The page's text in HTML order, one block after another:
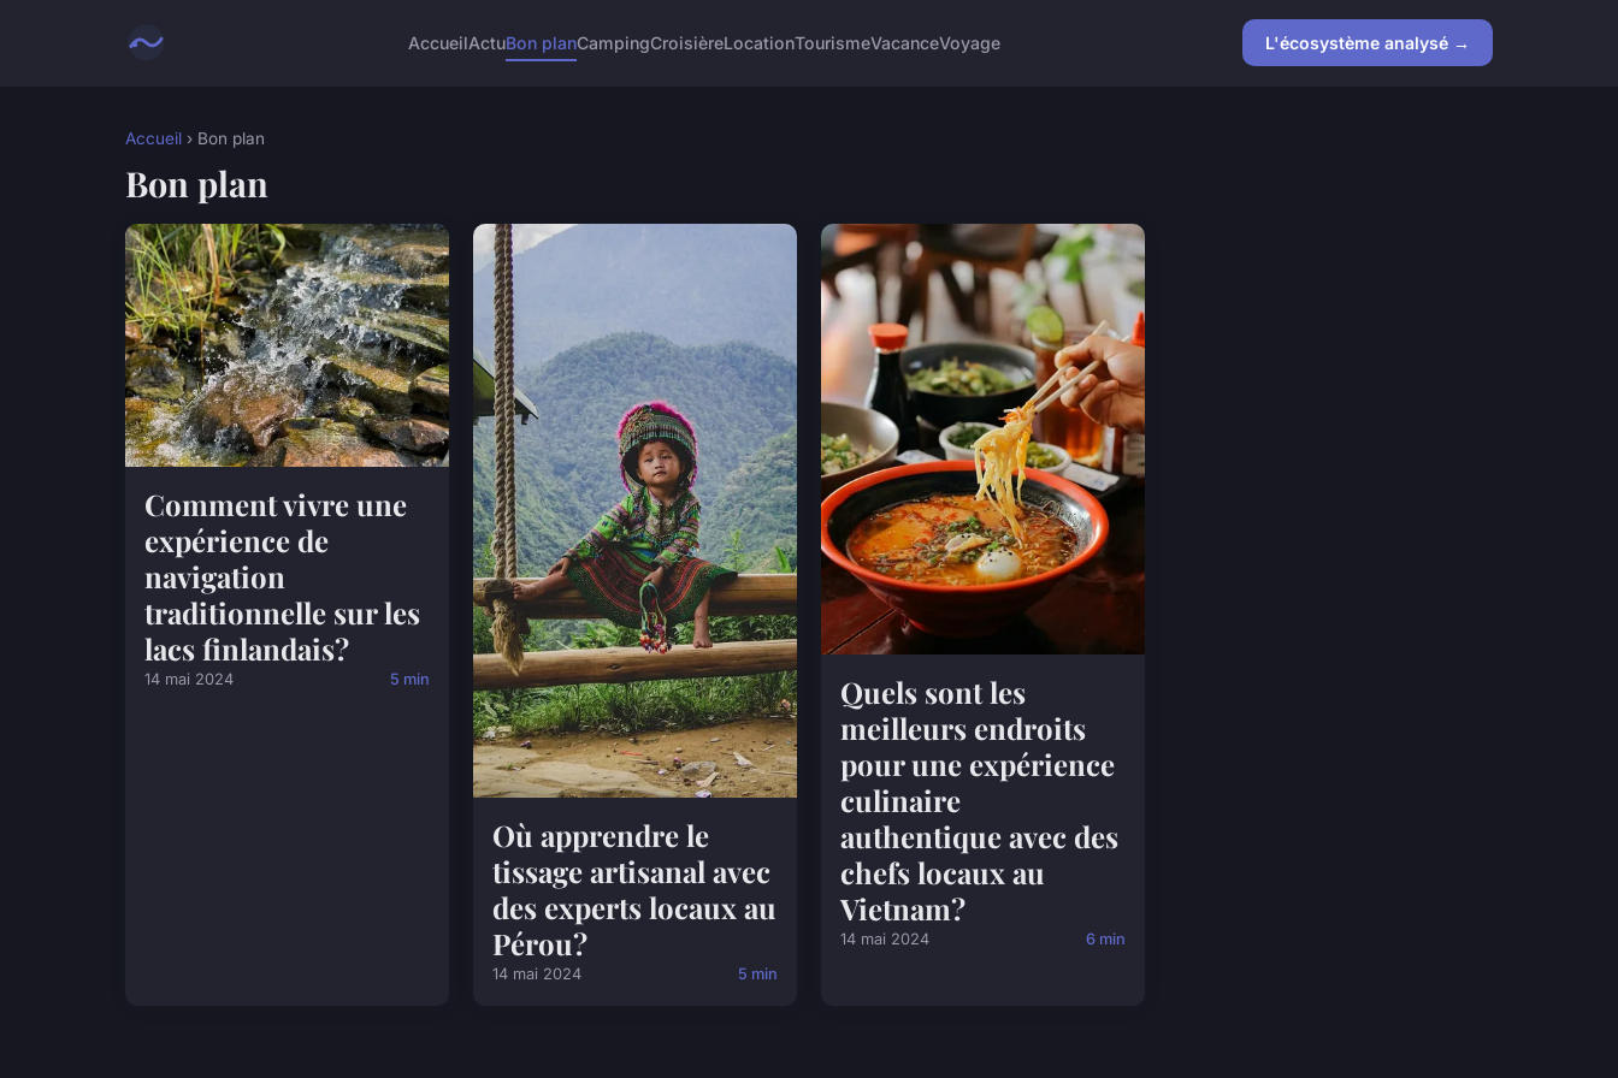
AccueilActuBon planCampingCroisièreLocationTourismeVacanceVoyage L'écosystème analysé →
Accueil › Bon plan
Bon plan
Comment vivre une
expérience de
navigation
traditionnelle sur les
lacs finlandais?
14 mai 2024 5 min
Où apprendre le
tissage artisanal avec
des experts locaux au
Pérou?
14 mai 2024 5 min
Quels sont les
meilleurs endroits
pour une expérience
culinaire
authentique avec des
chefs locaux au
Vietnam?
14 mai 2024 6 min